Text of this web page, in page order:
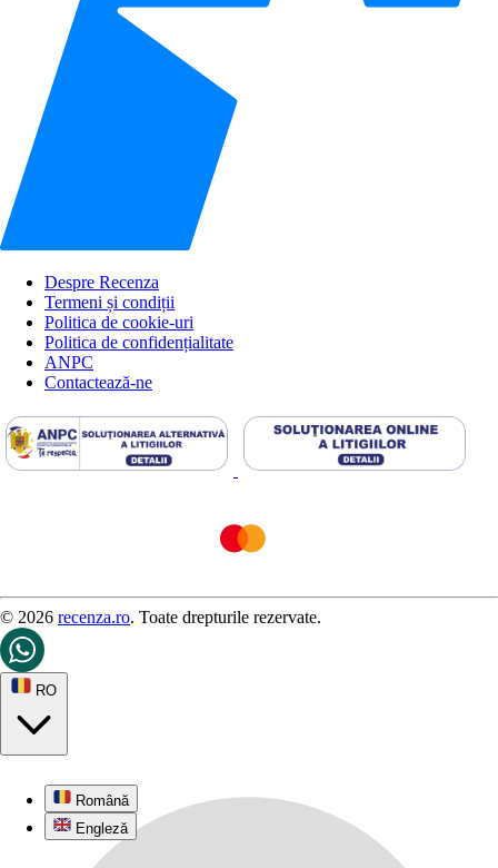
Despre Recenza
Termeni și condiții
Politica de cookie-uri
Politica de confidențialitate
ANPC
Contactează-ne
© 2026 recenza.ro. Toate drepturile rezervate.
RO
Română
Engleză